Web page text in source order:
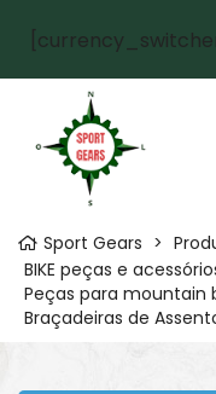
Sport Gears >
BIKE peças e
Peças para mountain
Braçadeiras de